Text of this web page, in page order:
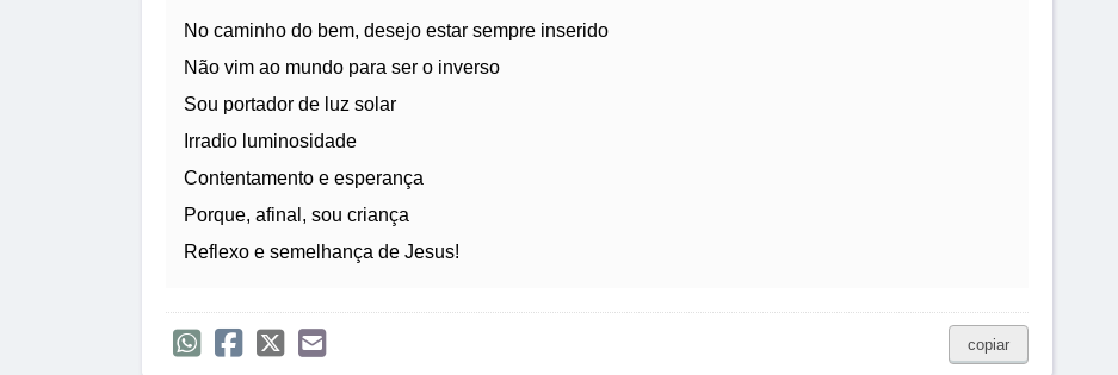
No caminho do bem, desejo estar sempre inserido
Não vim ao mundo para ser o inverso
Sou portador de luz solar
Irradio luminosidade
Contentamento e esperança
Porque, afinal, sou criança
Reflexo e semelhança de Jesus!
copiar